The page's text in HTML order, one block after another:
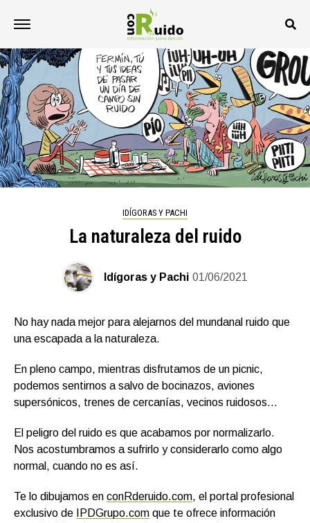
IDÍGORAS Y PACHI
La naturaleza del ruido
Idígoras y Pachi 01/06/2021
No hay nada mejor para alejarnos del mundanal ruido que
una escapada a la naturaleza.
En pleno campo, mientras disfrutamos de un picnic,
podemos sentirnos a salvo de bocinazos, aviones
supersónicos, trenes de cercanías, vecinos ruidosos…
El peligro del ruido es que acabamos por normalizarlo.
Nos acostumbramos a sufrirlo y considerarlo como algo
normal, cuando no es así.
Te lo dibujamos en conRderuido.com, el portal profesional
exclusivo de
IPDGrupo.com que te ofrece información